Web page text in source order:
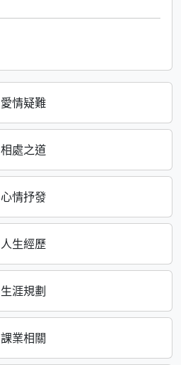
愛情疑難
相處之道
心情抒發
人生經歷
生涯規劃
課業相關